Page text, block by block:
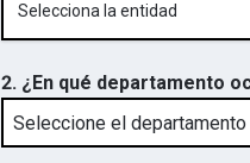
Selecciona la entidad
2. ¿En qué departamento